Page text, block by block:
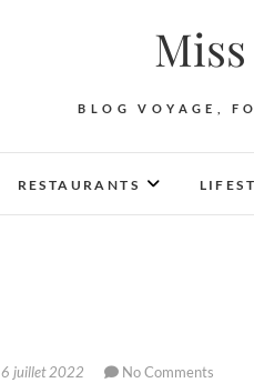
Miss
BLOG VOYAGE,
RESTAURANTS
6 juillet 2022 No Comments